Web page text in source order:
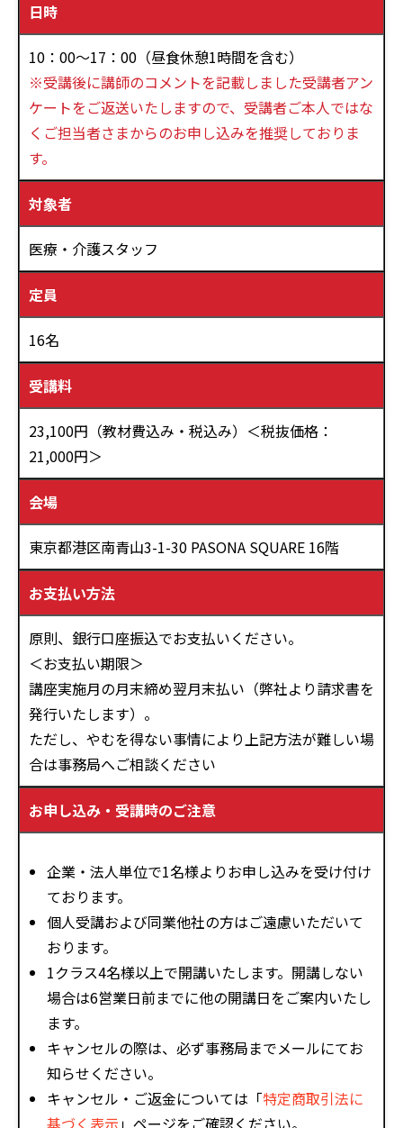
日時
10：00～17：00（昼食休憩1時間を含む）
※受講後に講師のコメントを記載しました受講者アン
ケートをご返送いたしますので、受講者ご本人ではな
くご担当者さまからのお申し込みを推奨しておりま
す。
対象者
医療・介護スタッフ
定員
16名
受講料
23,100円（教材費込み・税込み）＜税抜価格：
21,000円＞
会場
東京都港区南青山3-1-30 PASONA SQUARE 16階
お支払い方法
原則、銀行口座振込でお支払いください。
＜お支払い期限＞
講座実施月の月末締め翌月末払い（弊社より請求書を
発行いたします）。
ただし、やむを得ない事情により上記方法が難しい場
合は事務局へご相談ください
お申し込み・受講時のご注意
企業・法人単位で1名様よりお申し込みを受け付け
ております。
個人受講および同業他社の方はご遠慮いただいて
おります。
1クラス4名様以上で開講いたします。開講しない
場合は6営業日前までに他の開講日をご案内いたし
ます。
キャンセルの際は、必ず事務局までメールにてお
知らせください。
キャンセル・ご返金については「特定商取引法に
基づく表示 」ページをご確認ください。